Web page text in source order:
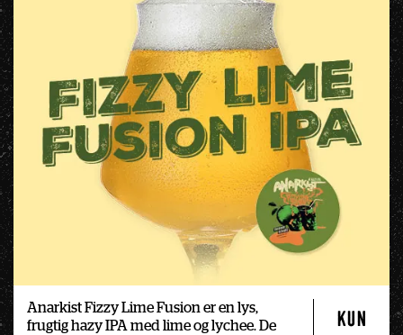
Anarkist Fizzy Lime Fusion er en lys,
frugtig hazy IPA med lime og lychee. De
kun